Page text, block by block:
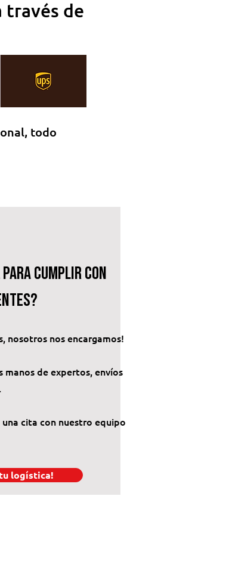
través de
todo
nosotros nos encargamos!
de expertos, envíos
cita con nuestro equipo
logística!
cumplir con